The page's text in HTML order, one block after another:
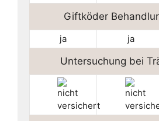
Giftköder
ja ja
Untersuchung bei